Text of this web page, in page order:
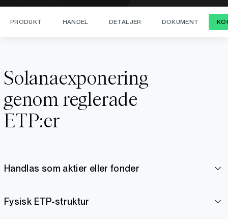
PRODUKT HANDEL DETALJER DOKUMENT
Solanaexponering
genom reglerade
ETP:er
Handlas som aktier eller fonder
Fysisk ETP-struktur